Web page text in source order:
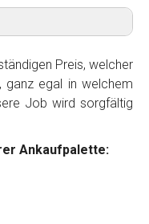
Preis, welcher
ganz egal in welchem
Job wird sorgfältig
Ankaufpalette: